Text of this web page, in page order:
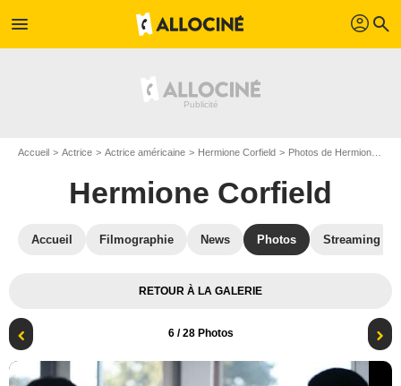
menu profil search
Accueil Actrice Actrice américaine Hermione Corfield Photos de Hermione Corfield
Hermione Corfield
Accueil Filmographie News Photos Streaming
RETOUR À LA GALERIE
6/ 28 Photos